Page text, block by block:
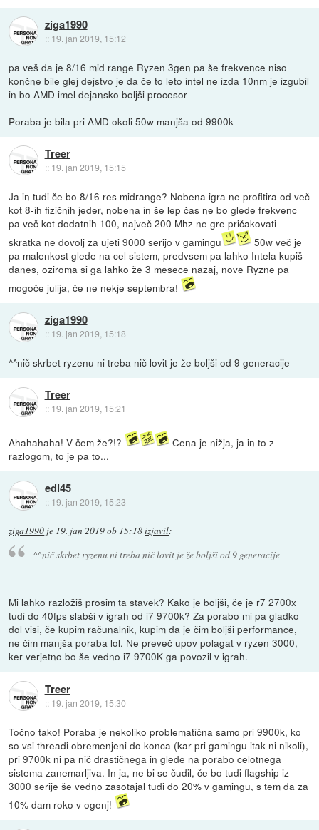
ziga1990
:: 19. jan 2019, 15:12
pa veš da je 8/16 mid range Ryzen 3gen pa še frekvence niso
končne bile glej dejstvo je da če to leto intel ne izda 10nm je izgubil
in bo AMD imel dejansko boljši procesor
Poraba je bila pri AMD okoli 50w manjša od 9900k
Treer
:: 19. jan 2019, 15:15
Ja in tudi če bo 8/16 res midrange? Nobena igra ne profitira od več
kot 8-ih fizičnih jeder, nobena in še lep čas ne bo glede frekvenc
pa več kot dodatnih 100, največ 200 Mhz ne gre pričakovati -
skratka ne dovolj za ujeti 9000 serijo v gamingu
50w več je
pa malenkost glede na cel sistem, predvsem pa lahko Intela kupiš
danes, oziroma si ga lahko že 3 mesece nazaj, nove Ryzne pa
mogoče julija, če ne nekje septembra!
ziga1990
:: 19. jan 2019, 15:18
^^nič skrbet ryzenu ni treba nič lovit je že boljši od 9 generacije
Treer
:: 19. jan 2019, 15:21
Ahahahaha! V čem že?!?
Cena je nižja, ja in to z
razlogom, to je pa to...
edi45
:: 19. jan 2019, 15:23
ziga1990 je 19. jan 2019 ob 15:18izjavil:
^^nič skrbet ryzenu ni treba nič lovit je že boljši od 9 generacije
Mi lahko razložiš prosim ta stavek? Kako je boljši, če je r7 2700x
tudi do 40fps slabši v igrah od i7 9700k? Za porabo mi pa gladko
dol visi, če kupim računalnik, kupim da je čim boljši performance,
ne čim manjša poraba lol. Ne preveč upov polagat v ryzen 3000,
ker verjetno bo še vedno i7 9700K ga povozil v igrah.
Treer
:: 19. jan 2019, 15:30
Točno tako! Poraba je nekoliko problematična samo pri 9900k, ko
so vsi threadi obremenjeni do konca (kar pri gamingu itak ni nikoli),
pri 9700k ni pa nič drastičnega in glede na porabo celotnega
sistema zanemarljiva. In ja, ne bi se čudil, če bo tudi flagship iz
3000 serije še vedno zasotajal tudi do 20% v gamingu, s tem da za
10% dam roko v ogenj!